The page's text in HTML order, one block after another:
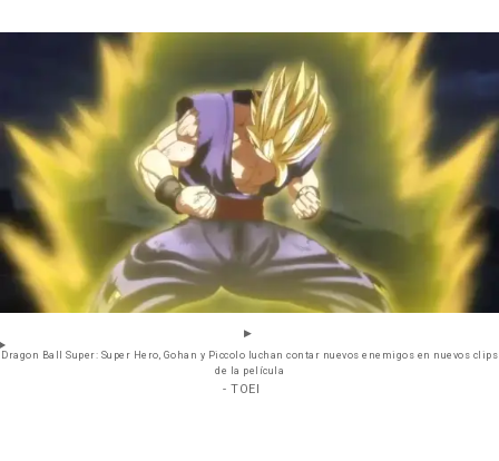
Dragon Ball Super: Super Hero, Gohan y Piccolo luchan contar nuevos enemigos en nuevos clips
de la película
- TOEI